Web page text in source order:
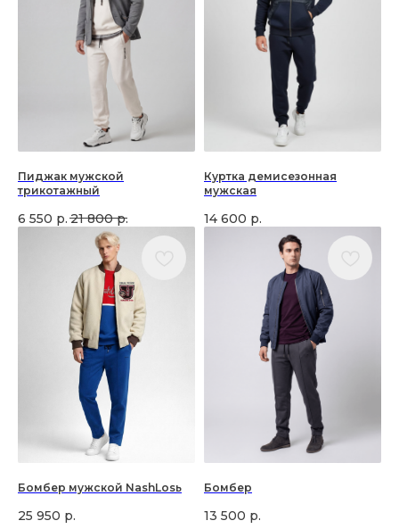
Пиджак мужской
трикотажный
6 550 р. 21 800 р.
Куртка демисезонная
мужская
14 600 р.
Бомбер мужской NashLosь
25 950 р.
Бомбер
13 500 р.